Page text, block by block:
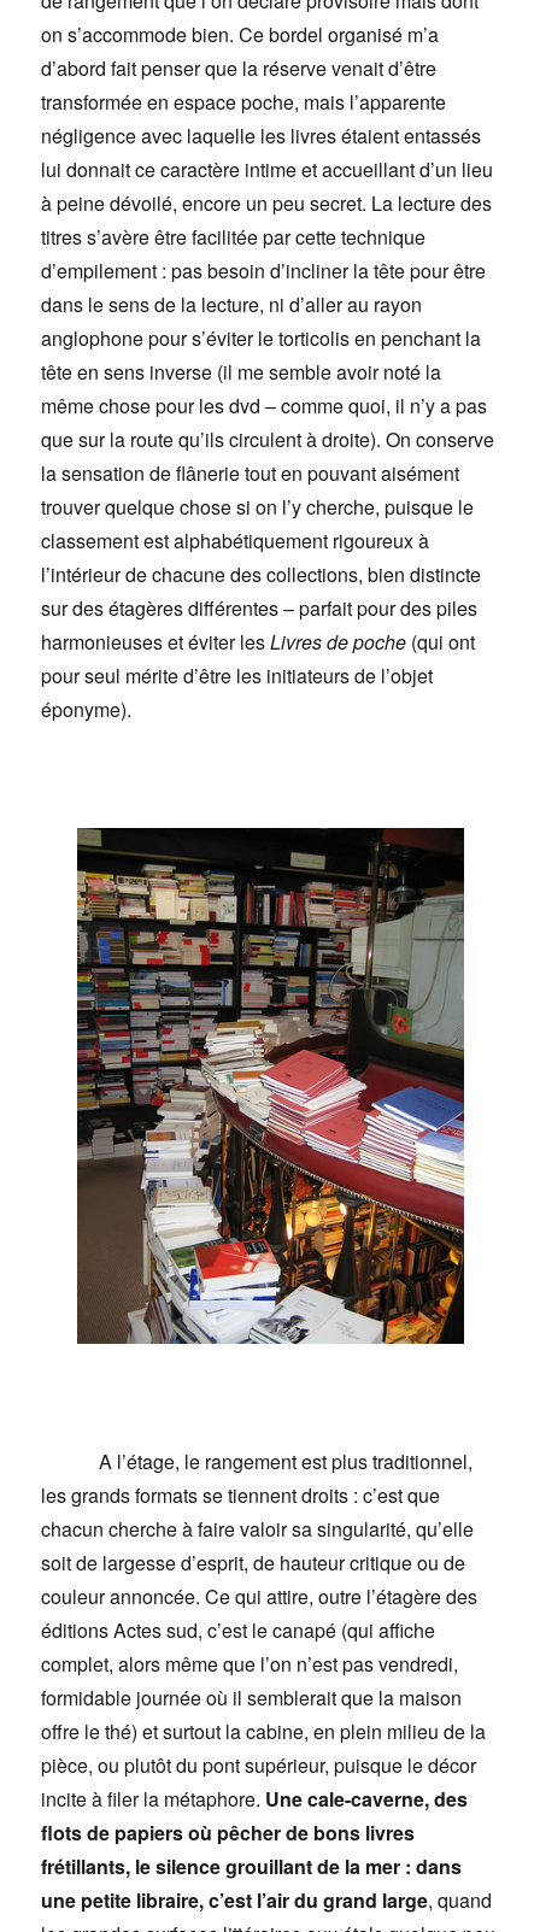
on s’accommode bien. Ce bordel organisé m’a
d’abord fait penser que la réserve venait d’être
transformée en espace poche, mais l’apparente
négligence avec laquelle les livres étaient entassés
lui donnait ce caractère intime et accueillant d’un lieu
à peine dévoilé, encore un peu secret. La lecture des
titres s’avère être facilitée par cette technique
d’empilement : pas besoin d’incliner la tête pour être
dans le sens de la lecture, ni d’aller au rayon
anglophone pour s’éviter le torticolis en penchant la
tête en sens inverse (il me semble avoir noté la
même chose pour les dvd – comme quoi, il n’y a pas
que sur la route qu’ils circulent à droite). On conserve
la sensation de flânerie tout en pouvant aisément
trouver quelque chose si on l’y cherche, puisque le
classement est alphabétiquement rigoureux à
l’intérieur de chacune des collections, bien distincte
sur des étagères différentes – parfait pour des piles
harmonieuses et éviter lesLivres de poche (qui ont
pour seul mérite d’être les initiateurs de l’objet
éponyme).
A l’étage, le rangement est plus traditionnel,
les grands formats se tiennent droits : c’est que
chacun cherche à faire valoir sa singularité, qu’elle
soit de largesse d’esprit, de hauteur critique ou de
couleur annoncée. Ce qui attire, outre l’étagère des
éditions Actes sud, c’est le canapé (qui affiche
complet, alors même que l’on n’est pas vendredi,
formidable journée où il semblerait que la maison
offre le thé) et surtout la cabine, en plein milieu de la
pièce, ou plutôt du pont supérieur, puisque le décor
incite à filer la métaphore. Une cale-caverne, des
flots de papiers où pêcher de bons livres
frétillants, le silence grouillant de la mer : dans
une petite libraire, c’est l’air du grand large, quand